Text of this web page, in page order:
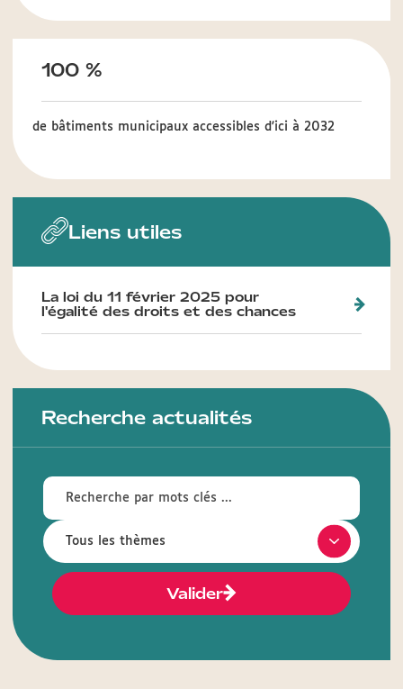
100 %
de bâtiments municipaux accessibles d'ici à 2032
Liens utiles
La loi du 11 février 2025 pour
l'égalité des droits et des chances
Recherche actualités
Valider